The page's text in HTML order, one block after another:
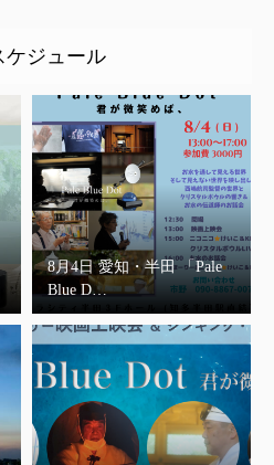
ケジュール
8月4日 愛知・半田 「Pale
Blue D…